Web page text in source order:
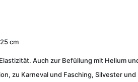
cm
Auch zur Befüllung mit Helium
zu Karneval und Fasching, Silvester und